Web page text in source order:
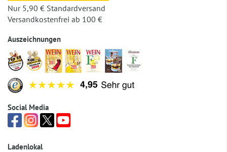
Nur 5,90 € Standardversand
Versandkostenfrei ab 100 €
Auszeichnungen
Social Media
Ladenlokal